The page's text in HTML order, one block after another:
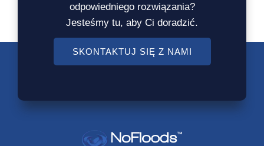
odpowiedniego rozwiązania?
Jesteśmy tu, aby Ci doradzić.
SKONTAKTUJ SIĘ Z NAMI